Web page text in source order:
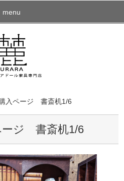
menu
入ページ 書斎机1/6
ージ 書斎机1/6